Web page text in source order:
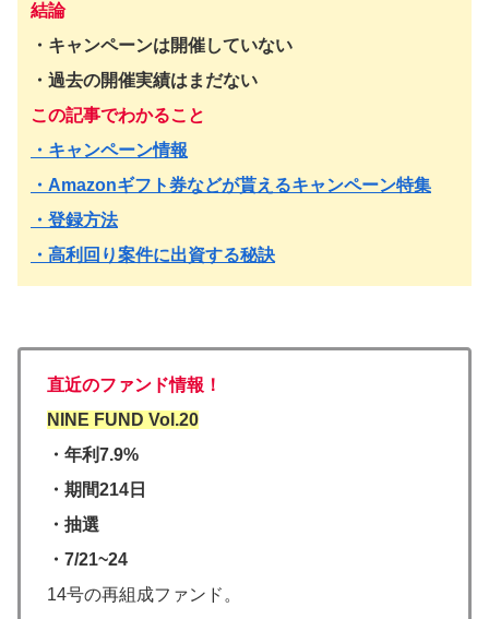
結論
・キャンペーンは開催していない
・過去の開催実績はまだない
この記事でわかること
・キャンペーン情報
・Amazonギフト券などが貰えるキャンペーン特集
・登録方法
・高利回り案件に出資する秘訣
直近のファンド情報！
NINE FUND Vol.20
・年利7.9%
・期間214日
・抽選
・7/21~24
14号の再組成ファンド。